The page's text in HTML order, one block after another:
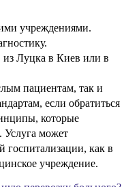
большим штатом
каждый из которых
у нас услугу не
качества.
проводится
для чего есть все
оборудование.
позволяет создать
не лучшим